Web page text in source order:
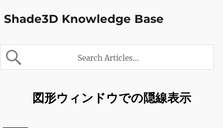
Shade3D Knowledge Base
図形ウィンドウでの隠線表示